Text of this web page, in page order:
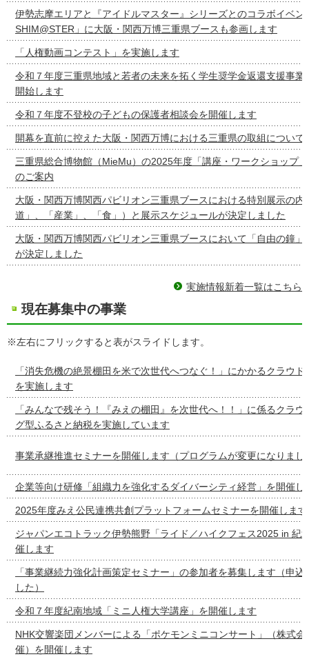
伊勢志摩エリアと『アイドルマスター』シリーズとのコラボイベン
SHIM@STER」に大阪・関西万博三重県ブースも参画します
「人権動画コンテスト」を実施します
令和７年度三重県地域と若者の未来を拓く学生奨学金返還支援事業
開始します
令和７年度不登校の子どもの保護者相談会を開催します
開幕を直前に控えた大阪・関西万博における三重県の取組について
三重県総合博物館（MieMu）の2025年度「講座・ワークショップ
のご案内
大阪・関西万博関西パビリオン三重県ブースにおける特別展示の内
道」、「産業」、「食」）と展示スケジュールが決定しました
大阪・関西万博関西パビリオン三重県ブースにおいて「自由の鐘」
が決定しました
実施情報新着一覧はこちら
現在募集中の事業
※左右にフリックすると表がスライドします。
「消失危機の絶景棚田を米で次世代へつなぐ！」にかかるクラウ
を実施します
「みんなで残そう！『みえの棚田』を次世代へ！！」に係るクラ
グ型ふるさと納税を実施しています
事業承継推進セミナーを開催します（プログラムが変更になりまし
企業等向け研修「組織力を強化するダイバーシティ経営」を開催し
2025年度みえ公民連携共創プラットフォームセミナーを開催します
ジャパンエコトラック伊勢熊野「ライド／ハイクフェス2025 in 紀
催します
「事業継続力強化計画策定セミナー」の参加者を募集します（申
した）
令和７年度紀南地域「ミニ人権大学講座」を開催します
NHK交響楽団メンバーによる「ポケモンミニコンサート」（株式会
催）を開催します